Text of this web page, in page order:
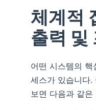
체계적
출력 및
어떤 시스템의
세스가 있습니다
보면 다음과 같